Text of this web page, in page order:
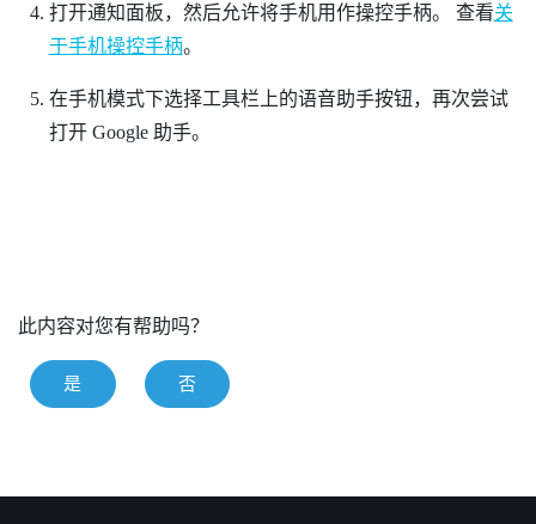
打开通知面板，然后允许将手机用作操控手柄。 查看关
于手机操控手柄。
在手机模式下选择工具栏上的语音助手按钮，再次尝试
打开 Google 助手。
此内容对您有帮助吗？
是 否